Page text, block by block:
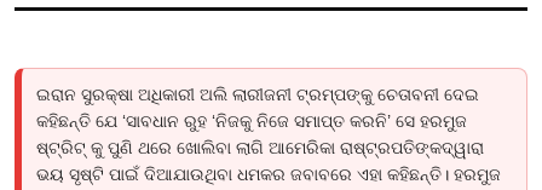
ଇରାନ ସୁରକ୍ଷା ଅଧିକାରୀ ଅଲି ଲାରୀଜନୀ ଟ୍ରମ୍ପଙ୍କୁ ଚେତାବନୀ ଦେଇ
କହିଛନ୍ତି ଯେ ‘ସାବଧାନ ରୁହ ‘ନିଜକୁ ନିଜେ ସମାପ୍ତ କରନି’ ସେ ହରମୁଜ
ଷ୍ଟ୍ରିଟ୍ କୁ ପୁଣି ଥରେ ଖୋଲିବା ଲାଗି ଆମେରିକା ରାଷ୍ଟ୍ରପତିଙ୍କଦ୍ୱାରା
ଭୟ ସୃଷ୍ଟି ପାଇଁ ଦିଆଯାଉଥିବା ଧମକର ଜବାବରେ ଏହା କହିଛନ୍ତି। ହରମୁଜ